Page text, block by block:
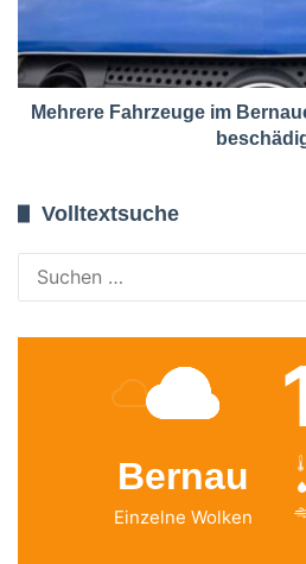
Mehrere Fahrzeuge im
Volltextsuche
Bernau
Einzelne Wolken